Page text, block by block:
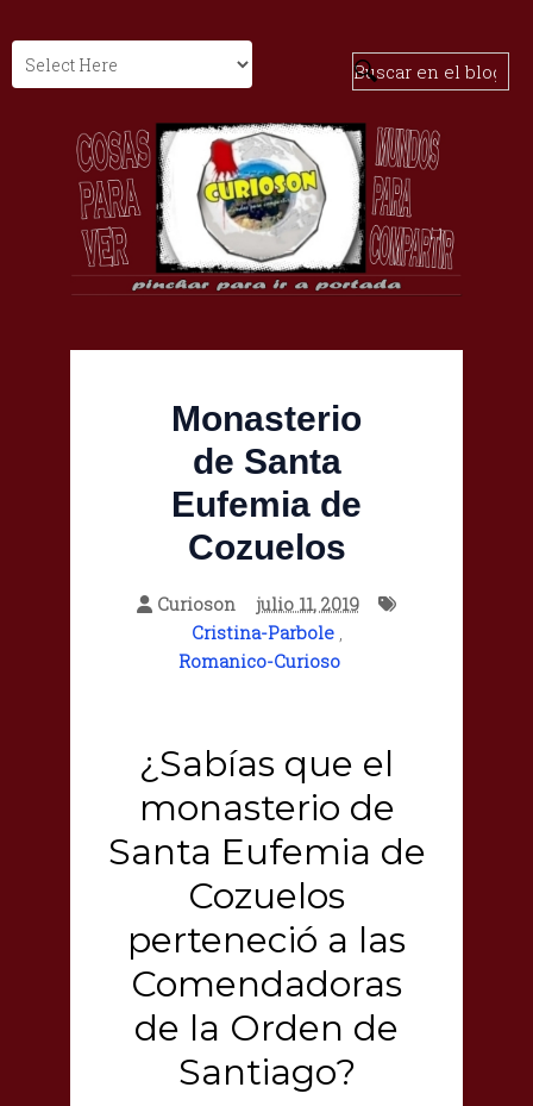
Monasterio
de Santa
Eufemia de
Cozuelos
Curioson
julio 11, 2019
Cristina-Parbole,
Romanico-Curioso
¿Sabías que el
monasterio de
Santa Eufemia de
Cozuelos
perteneció a las
Comendadoras
de la Orden de
Santiago?